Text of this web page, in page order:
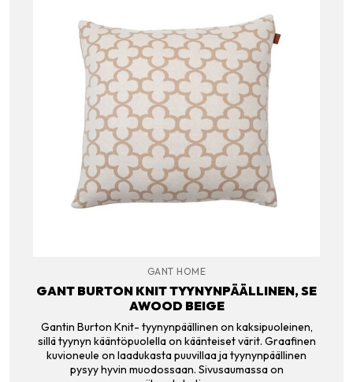
GANT HOME
GANT BURTON KNIT TYYNYNPÄÄLLINEN, SE
AWOOD BEIGE
Gantin Burton Knit- tyynynpäällinen on kaksipuoleinen,
sillä tyynyn kääntöpuolella on käänteiset värit. Graafinen
kuvioneule on laadukasta puuvillaa ja tyynynpäällinen
pysyy hyvin muodossaan. Sivusaumassa on